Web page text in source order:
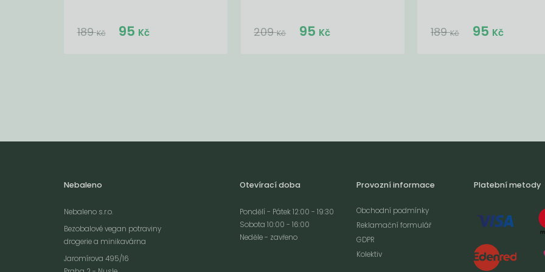
Do košíku:
189Kč 95 Kč Do košíku:
209Kč 95 Kč Do košíku:
189Kč 95 Kč
Nebaleno
Nebaleno s.r.o.
Bezobalové vegan potraviny
drogerie a minikavárna
Jaromírova 495/16
Otevírací doba
Pondělí - Pátek 12:00 - 19:30
Sobota 10:00 - 16:00
Neděle - zavřeno
Provozní informace
Obchodní podmínky
Reklamační formulář
GDPR
Kolektiv
Platební metody